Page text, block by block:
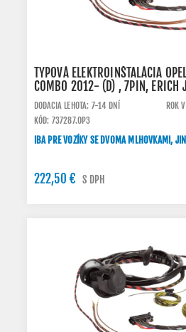
TYPOVÁ ELEKTROINŠTALÁCIA
COMBO 2012- (D) , 7PIN, ERICH
DODACIA LEHOTA: 7-14 DNÍ
ROK
KÓD: 737287.OP3
IBA PRE VOZÍKY SE DVOMA MLHOVKAMI,
222,50 € S DPH